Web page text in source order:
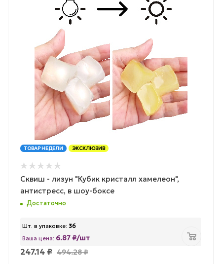
ТОВАР НЕДЕЛИ ЭКСКЛЮЗИВ
Сквиш - лизун "Кубик кристалл хамелеон",
антистресс, в шоу-боксе
Достаточно
Шт. в упаковке: 36
Ваша цена: 6.87 ₽/шт
247.14 ₽ 494.28₽